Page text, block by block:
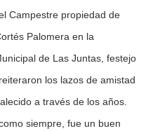
Campestre propiedad de
Palomera en la
de Las Juntas, festejo
los lazos de amistad
a través de los años.
siempre, fue un buen